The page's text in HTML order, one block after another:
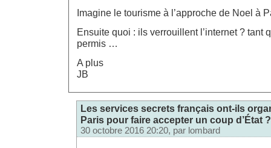
Imagine le tourisme à l’approche de Noel à
Ensuite quoi : ils verrouillent l’internet ? tant
permis …
A plus
JB
Les services secrets français ont-ils
Paris pour faire accepter un coup d’État ?
30 octobre 2016 20:20, par lombard